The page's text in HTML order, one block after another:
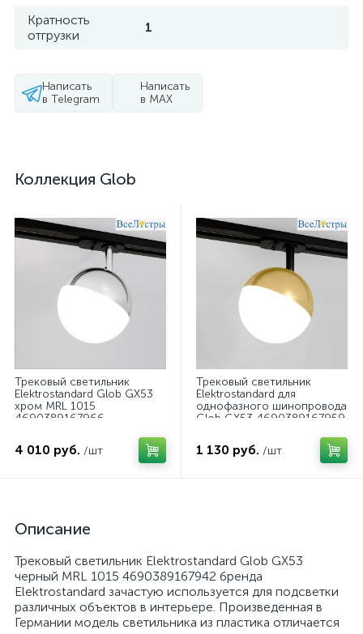
Кратность
отгрузки
1
Написать
в Telegram
Написать
в MAX
Коллекция Glob
Трековый светильник
Elektrostandard Glob GX53
хром MRL 1015
4690389167966
4 010 руб. /шт
Трековый светильник
Elektrostandard для
однофазного шинопровода
Glob GX53 4690389167959
1 130 руб. /шт
Описание
Трековый светильник Elektrostandard Glob GX53
черный MRL 1015 4690389167942 бренда
Elektrostandard зачастую используется для подсветки
различных объектов в интерьере. Произведенная в
Германии модель светильника из пластика отличается